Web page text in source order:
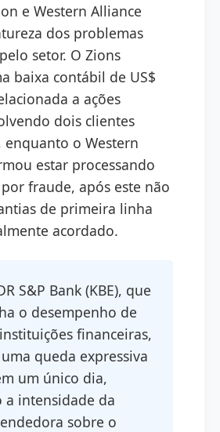
e Western Alliance
dos problemas
setor. O Zions
baixa contábil de US$
a ações
dois clientes
enquanto o Western
estar processando
fraude, após este não
de primeira linha
acordado.
S&P Bank (KBE), que
o desempenho de
financeiras,
queda expressiva
um único dia,
intensidade da
sobre o